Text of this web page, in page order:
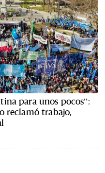
para unos pocos”:
reclamó trabajo,